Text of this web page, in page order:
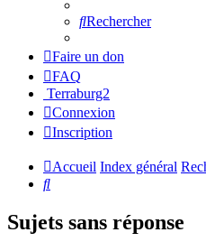
Rechercher
Faire un don
FAQ
Terraburg2
Connexion
Inscription
Accueil Index général
Rechercher
Sujets sans réponse